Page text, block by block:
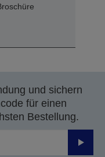
und sichern
für einen
Bestellung.